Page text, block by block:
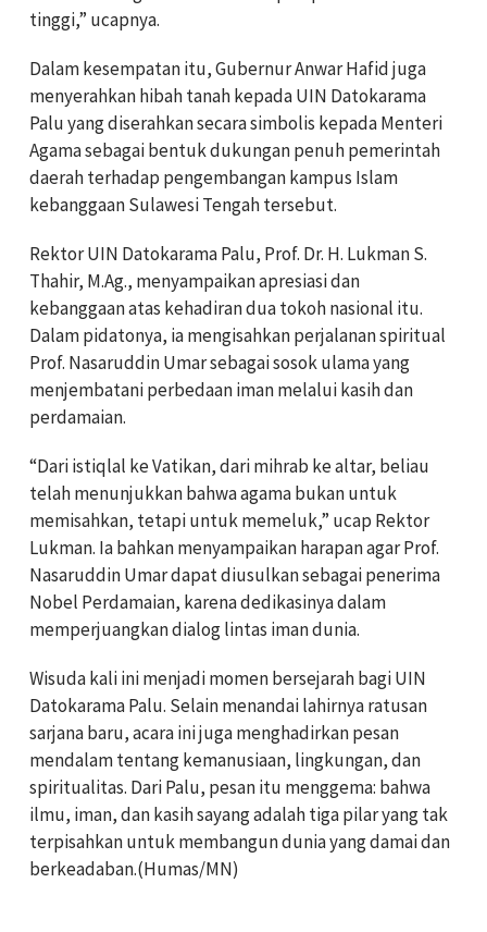
tinggi,” ucapnya.
Dalam kesempatan itu, Gubernur Anwar Hafid juga
menyerahkan hibah tanah kepada UIN Datokarama
Palu yang diserahkan secara simbolis kepada Menteri
Agama sebagai bentuk dukungan penuh pemerintah
daerah terhadap pengembangan kampus Islam
kebanggaan Sulawesi Tengah tersebut.
Rektor UIN Datokarama Palu, Prof. Dr. H. Lukman S.
Thahir, M.Ag., menyampaikan apresiasi dan
kebanggaan atas kehadiran dua tokoh nasional itu.
Dalam pidatonya, ia mengisahkan perjalanan spiritual
Prof. Nasaruddin Umar sebagai sosok ulama yang
menjembatani perbedaan iman melalui kasih dan
perdamaian.
“Dari istiqlal ke Vatikan, dari mihrab ke altar, beliau
telah menunjukkan bahwa agama bukan untuk
memisahkan, tetapi untuk memeluk,” ucap Rektor
Lukman. Ia bahkan menyampaikan harapan agar Prof.
Nasaruddin Umar dapat diusulkan sebagai penerima
Nobel Perdamaian, karena dedikasinya dalam
memperjuangkan dialog lintas iman dunia.
Wisuda kali ini menjadi momen bersejarah bagi UIN
Datokarama Palu. Selain menandai lahirnya ratusan
sarjana baru, acara ini juga menghadirkan pesan
mendalam tentang kemanusiaan, lingkungan, dan
spiritualitas. Dari Palu, pesan itu menggema: bahwa
ilmu, iman, dan kasih sayang adalah tiga pilar yang tak
terpisahkan untuk membangun dunia yang damai dan
berkeadaban.(Humas/MN)